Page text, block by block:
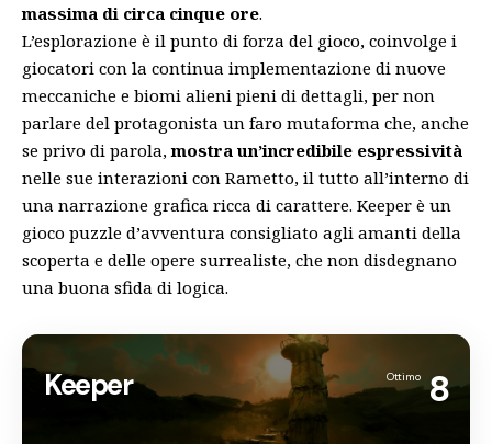
massima di circa cinque ore.
L’esplorazione è il punto di forza del gioco, coinvolge i
giocatori con la continua implementazione di nuove
meccaniche e biomi alieni pieni di dettagli, per non
parlare del protagonista un faro mutaforma che, anche
se privo di parola, mostra un’incredibile espressività
nelle sue interazioni con Rametto, il tutto all’interno di
una narrazione grafica ricca di carattere. Keeper è un
gioco puzzle d’avventura consigliato agli amanti della
scoperta e delle opere surrealiste, che non disdegnano
una buona sfida di logica.
Keeper Ottimo 8